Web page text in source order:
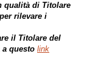
qualità di Titolare
rilevare i
il Titolare del
a questo link